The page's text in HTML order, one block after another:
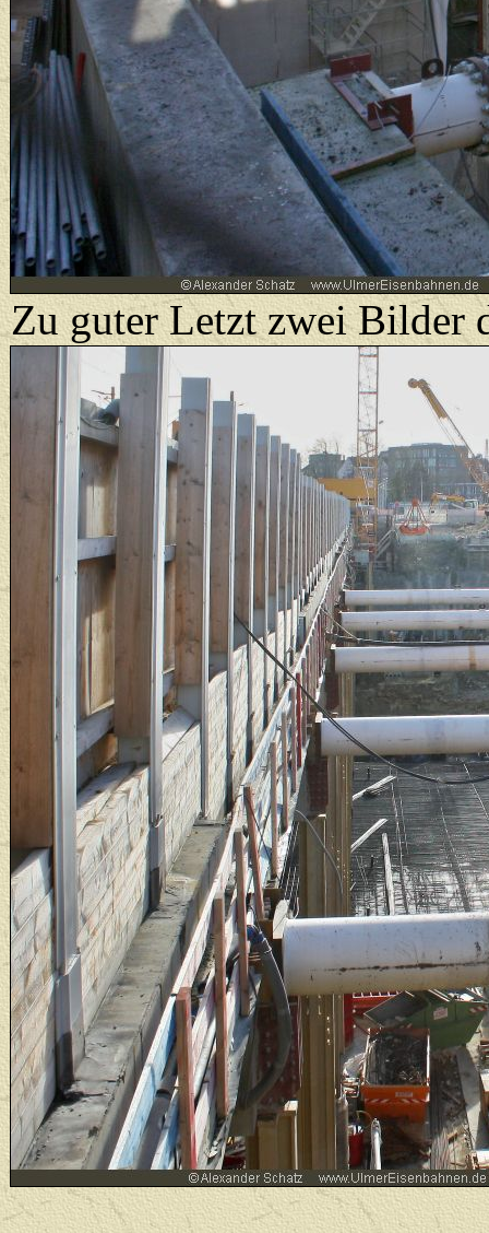
Zu guter Letzt zwei Bilder